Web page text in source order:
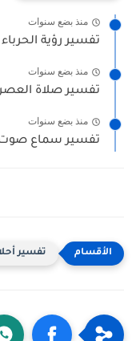
منذ بضع سنوات
تفسير رؤية
منذ بضع سنوات
تفسير صلاة العصر
منذ بضع سنوات
تفسير سماع صوت
تفسير